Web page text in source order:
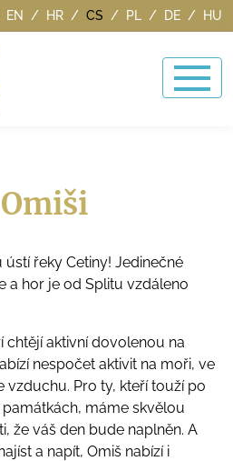
EN / HR / CS / PL / DE / HU
řeky Cetiny! Jedinečné
a hor je od Splitu vzdáleno
chtějí aktivní dovolenou na
nespočet aktivit na moři, ve
vzduchu. Pro ty, kteří touží po
máme skvělou
že váš den bude naplněn. A
a napít, Omiš nabízí i